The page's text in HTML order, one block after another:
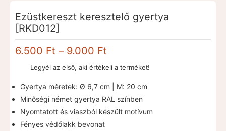
Ezüstkereszt keresztelő gyertya
[RKD012]
6.500 Ft – 9.000 Ft
6.500 Ft
9.000 Ft
Legyél az első, aki értékeli a terméket!
Gyertya méretek: Ø 6,7 cm | M: 20 cm
Minőségi német gyertya RAL színben
Nyomtatott és viaszból készült motívum
Fényes védőlakk bevonat